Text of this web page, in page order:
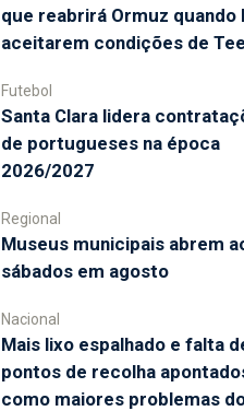
que reabrirá Ormuz quando
aceitarem condições de
Futebol
Santa Clara lidera
de portugueses na época
2026/2027
Regional
Museus municipais abrem
sábados em agosto
Nacional
Mais lixo espalhado e falta
pontos de recolha
como maiores problemas